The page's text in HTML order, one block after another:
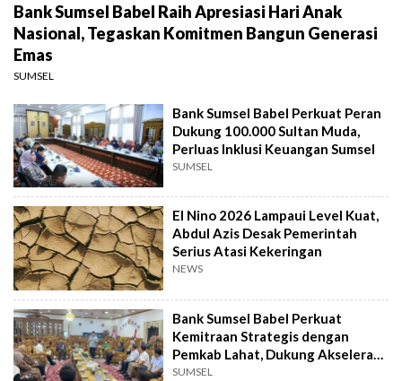
Bank Sumsel Babel Raih Apresiasi Hari Anak
Nasional, Tegaskan Komitmen Bangun Generasi
Emas
SUMSEL
Bank Sumsel Babel Perkuat Peran
Dukung 100.000 Sultan Muda,
Perluas Inklusi Keuangan Sumsel
SUMSEL
El Nino 2026 Lampaui Level Kuat,
Abdul Azis Desak Pemerintah
Serius Atasi Kekeringan
NEWS
Bank Sumsel Babel Perkuat
Kemitraan Strategis dengan
Pemkab Lahat, Dukung Akselerasi
Ekonomi Daerah
SUMSEL